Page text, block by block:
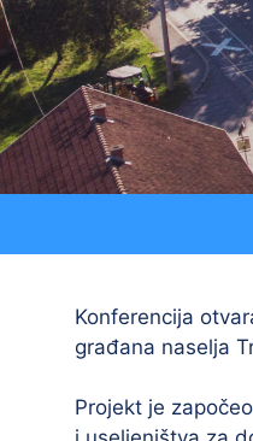
Strateški
Ostali projekti
Konferencija
građana naselja
Projekt je